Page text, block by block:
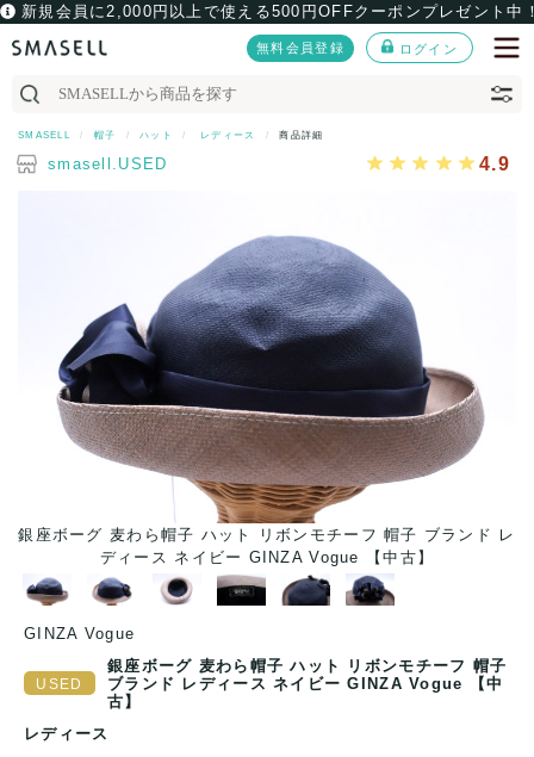
新規会員に2,000円以上で使える500円OFFクーポンプレゼント中
無料会員登録 ログイン
SMASELL 帽子 ハット レディース 商品詳細
smasell.USED 4.9
銀座ボーグ 麦わら帽子 ハット リボンモチーフ 帽子 ブランド レ
ディース ネイビー GINZA Vogue 【中古】
GINZA Vogue
銀座ボーグ 麦わら帽子 ハット リボンモチーフ 帽子
ブランド レディース ネイビー GINZA Vogue 【中
古】
レディース